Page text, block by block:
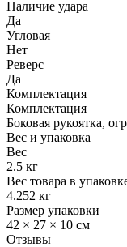
Наличие удара
Да
Угловая
Нет
Реверс
Да
Комплектация
Комплектация
Боковая рукоятка,
Вес и упаковка
Вес
2.5 кг
Вес товара в
4.252 кг
Размер упаковки
42 × 27 × 10 см
Отзывы